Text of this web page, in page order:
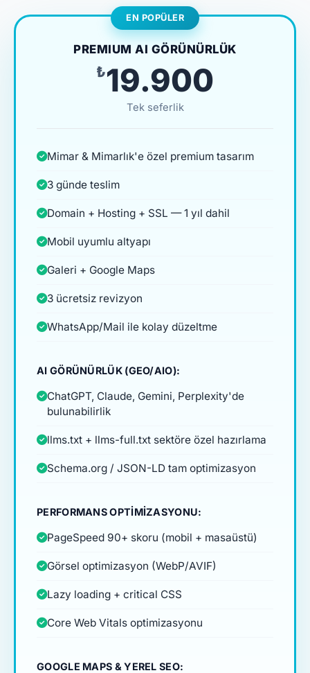
EN POPÜLER
PREMIUM AI GÖRÜNÜRLÜK
₺19.900
Tek seferlik
Mimar & Mimarlık'e özel premium tasarım
3 günde teslim
Domain + Hosting + SSL — 1 yıl dahil
Mobil uyumlu altyapı
Galeri + Google Maps
3 ücretsiz revizyon
WhatsApp/Mail ile kolay düzeltme
AI GÖRÜNÜRLÜK (GEO/AIO):
ChatGPT, Claude, Gemini, Perplexity'de
bulunabilirlik
llms.txt + llms-full.txt sektöre özel hazırlama
Schema.org / JSON-LD tam optimizasyon
PERFORMANS OPTIMIZASYONU:
PageSpeed 90+ skoru (mobil + masaüstü)
Görsel optimizasyon (WebP/AVIF)
Lazy loading + critical CSS
Core Web Vitals optimizasyonu
GOOGLE MAPS & YEREL SEO: